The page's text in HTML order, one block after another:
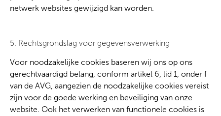
netwerk websites gewijzigd kan worden.
5. Rechtsgrondslag voor gegevensverwerking
Voor noodzakelijke cookies baseren wij ons op ons
gerechtvaardigd belang, conform artikel 6, lid 1, onder f
van de AVG, aangezien de noodzakelijke cookies vereist
zijn voor de goede werking en beveiliging van onze
website. Ook het verwerken van functionele cookies is